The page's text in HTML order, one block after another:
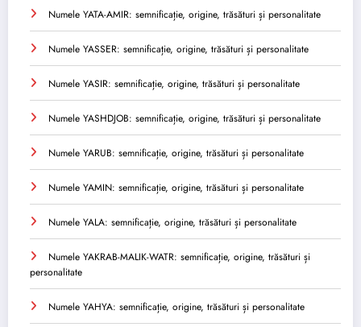
Numele YATA-AMIR: semnificație, origine, trăsături și personalitate
Numele YASSER: semnificație, origine, trăsături și personalitate
Numele YASIR: semnificație, origine, trăsături și personalitate
Numele YASHDJOB: semnificație, origine, trăsături și personalitate
Numele YARUB: semnificație, origine, trăsături și personalitate
Numele YAMIN: semnificație, origine, trăsături și personalitate
Numele YALA: semnificație, origine, trăsături și personalitate
Numele YAKRAB-MALIK-WATR: semnificație, origine, trăsături și
personalitate
Numele YAHYA: semnificație, origine, trăsături și personalitate